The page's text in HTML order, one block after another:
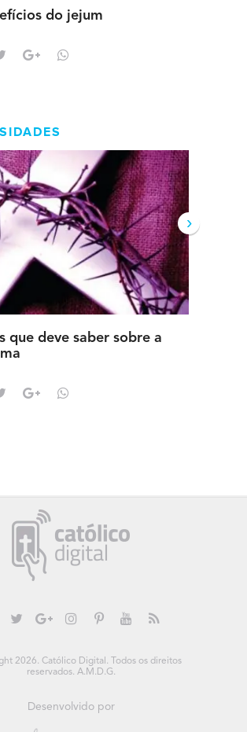
do jejum
que deve saber sobre a
›
2026. Católico Digital. Todos os direitos
reservados. A.M.D.G.
Desenvolvido por